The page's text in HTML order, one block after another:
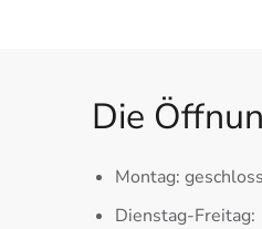
Die
Montag:
Dienstag-